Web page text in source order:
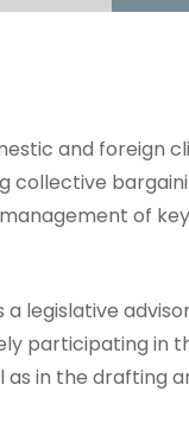
and foreign
collective
of
a legislative
participating in
as in the drafting